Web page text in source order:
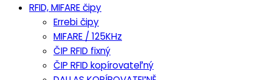
RFID, MIFARE čipy
Errebi čipy
MIFARE / 125KHz
ČIP RFID fixný
ČIP RFID kopírovateľný